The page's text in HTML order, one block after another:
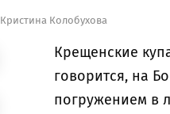
Кристина Колобухова
Крещенские
говорится, на
погружением в